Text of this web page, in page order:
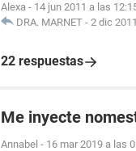
Alexa - 14 jun 2011 a las
DRA. MARNET - 2 dic
22 respuestas
Me inyecte
Annabel - 16 mar 2019 a las